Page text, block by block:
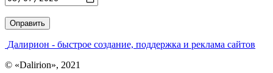
Введите адрес
Далирион - быстрое создание, поддержка и реклама сайтов
© «Dalirion», 2021